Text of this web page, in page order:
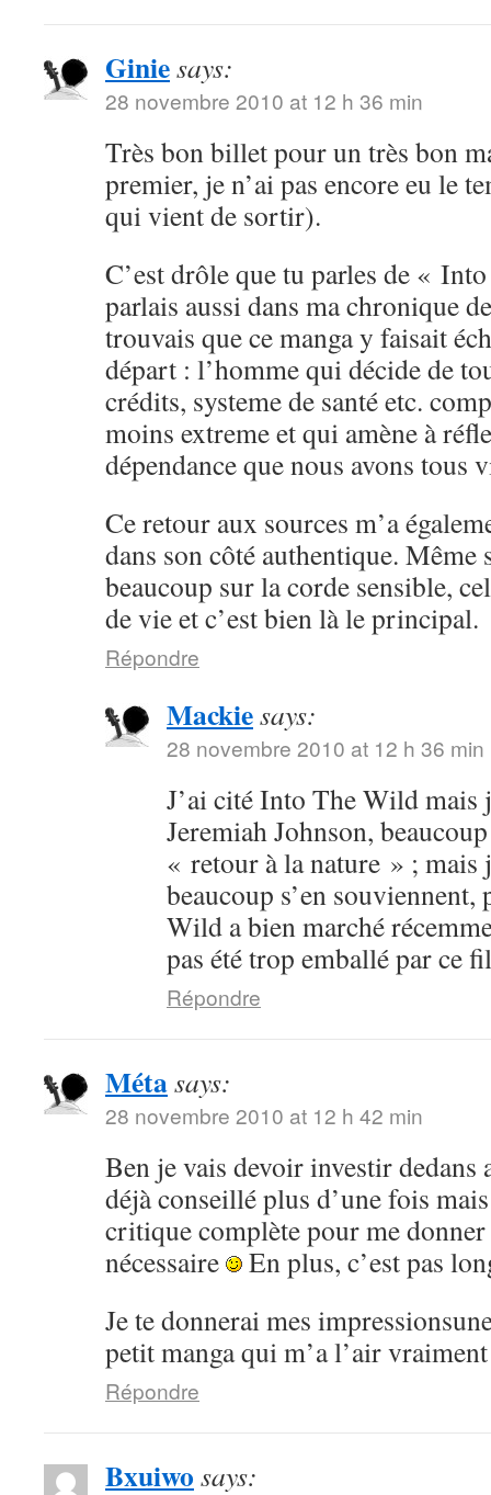
Giniesays:
28 novembre 2010 at 12 h 36 min
Très bon billet pour un très bon
premier, je n’ai pas encore eu le
qui vient de sortir).
C’est drôle que tu parles de «
parlais aussi dans ma chronique
trouvais que ce manga y faisait
départ : l’homme qui décide de
crédits, systeme de santé etc.
moins extreme et qui amène à
dépendance que nous avons tous
Ce retour aux sources m’a
dans son côté authentique.
beaucoup sur la corde sensible,
de vie et c’est bien là le principal.
Répondre
Mackiesays:
28 novembre 2010 at 12 h 36 min
J’ai cité Into The Wild mais
Jeremiah Johnson,
« retour à la nature » ; mais
beaucoup s’en
Wild a bien marché
pas été trop emballé par ce
Répondre
Métasays:
28 novembre 2010 at 12 h 42 min
Ben je vais devoir investir dedans
déjà conseillé plus d’une fois
critique complète pour me
nécessaire
En plus, c’est pas
Je te donnerai mes
petit manga qui m’a l’air
Répondre
Bxuiwo says: